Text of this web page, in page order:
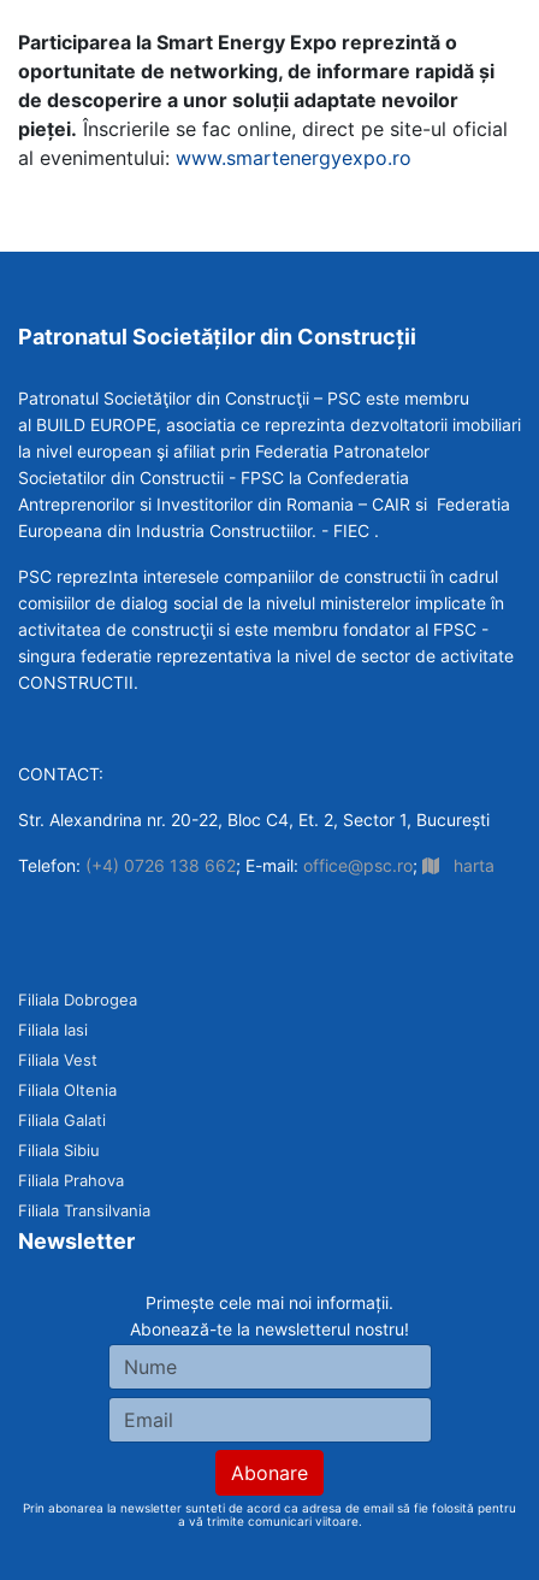
Participarea la Smart Energy Expo reprezintă o
oportunitate de networking, de informare rapidă și
de descoperire a unor soluții adaptate nevoilor
pieței. Înscrierile se fac online, direct pe site-ul oficial
al evenimentului: www.smartenergyexpo.ro
Patronatul Societăților din Construcții
Patronatul Societăţilor din Construcţii – PSC este membru
al BUILD EUROPE, asociatia ce reprezinta dezvoltatorii imobiliari
la nivel european şi afiliat prin Federatia Patronatelor
Societatilor din Constructii - FPSC la Confederatia
Antreprenorilor si Investitorilor din Romania – CAIR si Federatia
Europeana din Industria Constructiilor. - FIEC .
PSC reprezInta interesele companiilor de constructii în cadrul
comisiilor de dialog social de la nivelul ministerelor implicate în
activitatea de construcţii si este membru fondator al FPSC -
singura federatie reprezentativa la nivel de sector de activitate
CONSTRUCTII.
CONTACT:
Str. Alexandrina nr. 20-22, Bloc C4, Et. 2, Sector 1, București
Telefon: (+4) 0726 138 662; E-mail: office@psc.ro; harta
Filiala Dobrogea
Filiala Iasi
Filiala Vest
Filiala Oltenia
Filiala Galati
Filiala Sibiu
Filiala Prahova
Filiala Transilvania
Newsletter
Primește cele mai noi informații.
Abonează-te la newsletterul nostru!
Prin abonarea la newsletter sunteti de acord ca adresa de email să fie folosită pentru
a vă trimite comunicari viitoare.